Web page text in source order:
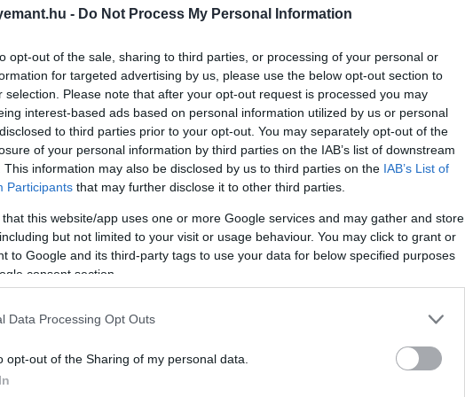
- Do Not Process My Personal Information
opt-out of the sale, sharing to third parties, or processing of your personal or
for targeted advertising by us, please use the below opt-out section to
selection. Please note that after your opt-out request is processed you may
interest-based ads based on personal information utilized by us or personal
to third parties prior to your opt-out. You may separately opt-out of the
of your personal information by third parties on the IAB’s list of downstream
This information may also be disclosed by us to third parties on the IAB’s List of
Participants that may further disclose it to other third parties.
that this website/app uses one or more Google services and may gather and store
but not limited to your visit or usage behaviour. You may click to grant or
to Google and its third-party tags to use your data for below specified purposes
consent section.
Data Processing Opt Outs
opt-out of the Sharing of my personal data.